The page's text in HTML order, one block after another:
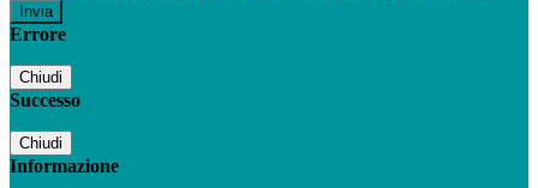
Errore
Chiudi
Successo
Chiudi
Informazione